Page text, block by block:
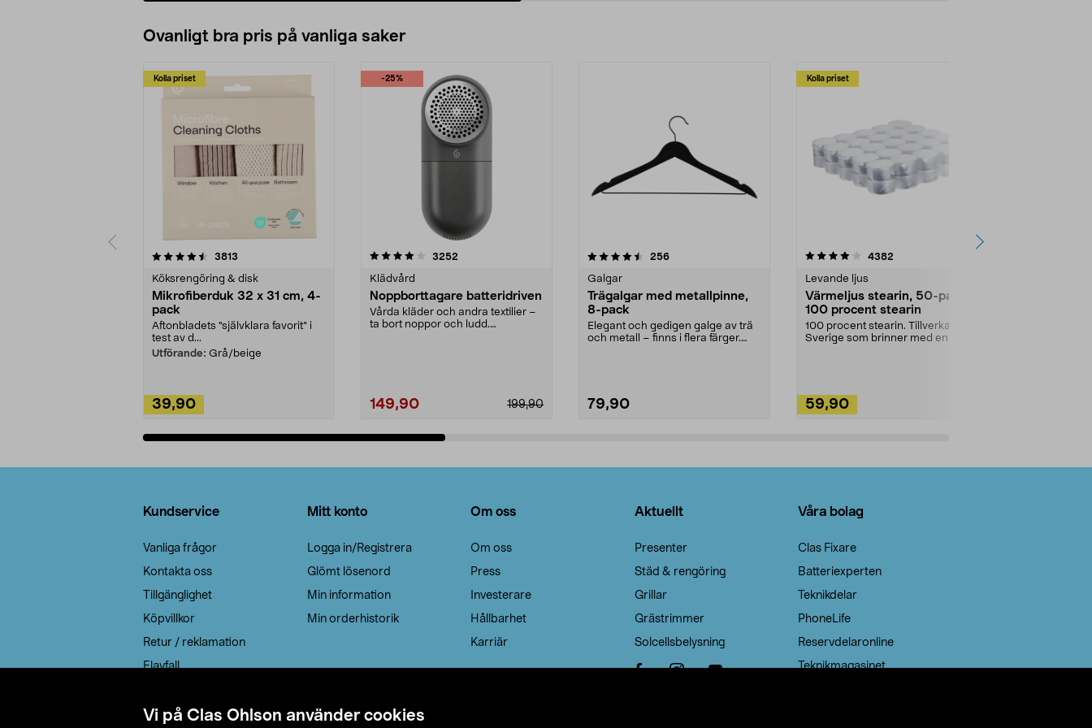
Vi på Clas Ohlson använder cookies
Ovanligt bra pris på vanliga saker
Kolla priset
3813
Köksrengöring & disk
Mikrofiberduk 32 x 31 cm, 4-
pack
Aftonbladets "självklara favorit” i
test av d...
Utförande: Grå/beige
39,90
-25%
4.0av 5 stjärnor 3252
Klädvård
Noppborttagare batteridriven
Vårda kläder och andra textilier –
ta bort noppor och ludd.
199,90
149,90
4.5av 5 stjärnor 256recensioner
Galgar
Trägalgar med metallpinne,
8-pack
Elegant och gedigen galge av trä
och metall – finns i flera färger.
79,90
Kolla priset
4.0av 5 stjärnor 4382
Levande ljus
Värmeljus stearin, 50-pack,
100 procent stearin
100 procent stearin. Tillverkade i
Sverige som brinner med en
59,90
4.5av 5 stjärnor
Kundservice
Vanliga frågor
Kontakta oss
Tillgänglighet
Köpvillkor
Retur / reklamation
Elavfall
Leveransalternativ
Mitt konto
Logga in/Registrera
Glömt lösenord
Min information
Min orderhistorik
Om oss
Om oss
Press
Investerare
Hållbarhet
Karriär
Aktuellt
Presenter
Städ & rengöring
Grillar
Grästrimmer
Solcellsbelysning
Våra bolag
Clas Fixare
Batteriexperten
Teknikdelar
PhoneLife
Reservdelaronline
Teknikmagasinet